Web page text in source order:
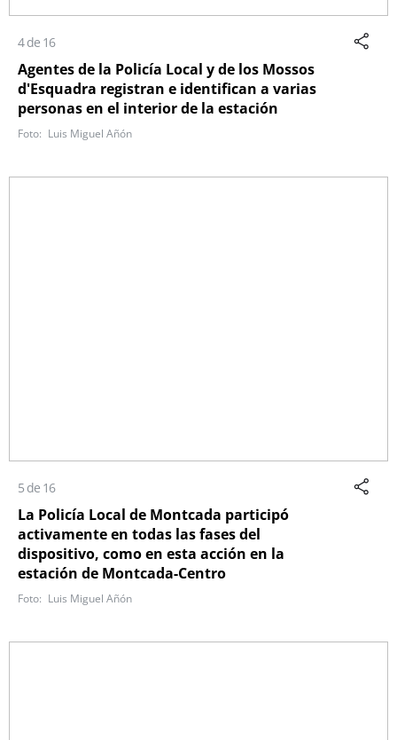
4 de 16
Agentes de la Policía Local y de los Mossos
d'Esquadra registran e identifican a varias
personas en el interior de la estación
Luis Miguel Añón
5 de 16
La Policía Local de Montcada participó
activamente en todas las fases del
dispositivo, como en esta acción en la
estación de Montcada-Centro
Luis Miguel Añón